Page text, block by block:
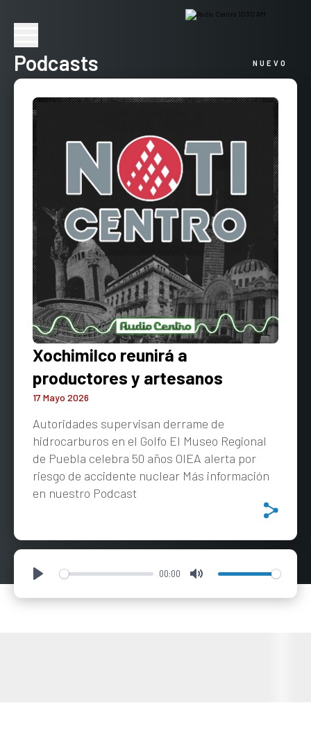
Podcasts NUEVO
Xochimilco reunirá a
productores y artesanos
17 Mayo 2026
Autoridades supervisan derrame de
hidrocarburos en el Golfo El Museo Regional
de Puebla celebra 50 años OIEA alerta por
riesgo de accidente nuclear Más información
en nuestro Podcast
Play 00:00 Mute